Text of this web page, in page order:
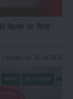
Updated on: 26-Jul-2024